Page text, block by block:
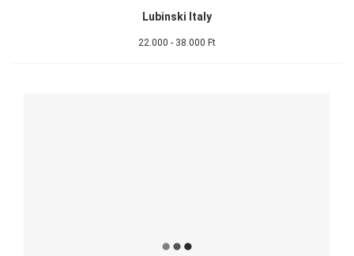
Lubinski Italy
22.000 - 38.000 Ft